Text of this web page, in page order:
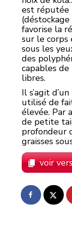
est réputée
favorise la
sur le
sous les
des
capables
libres.
Il s’agit
utilisé de
élevée. Par
de petite
profondeur
graisses
voir